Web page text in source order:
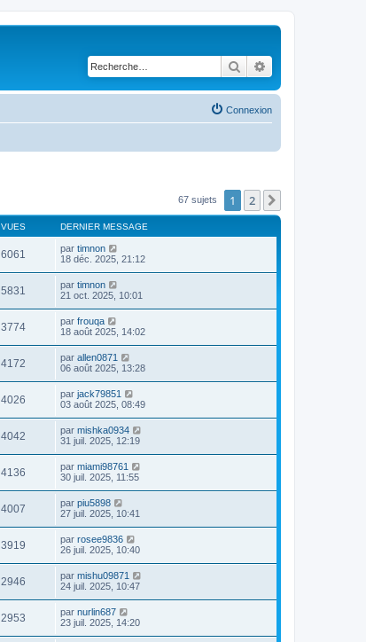
Rechercher
Connexion
67 sujets 1 2
VUES DERNIER MESSAGE
6061 par timnon
18 déc. 2025, 21:12
5831 par timnon
21 oct. 2025, 10:01
3774 par frouqa
18 août 2025, 14:02
4172 par allen0871
06 août 2025, 13:28
4026 par jack79851
03 août 2025, 08:49
4042 par mishka0934
31 juil. 2025, 12:19
4136 par miami98761
30 juil. 2025, 11:55
4007 par piu5898
27 juil. 2025, 10:41
3919 par rosee9836
26 juil. 2025, 10:40
2946 par mishu09871
24 juil. 2025, 10:47
2953 par nurlin687
23 juil. 2025, 14:20